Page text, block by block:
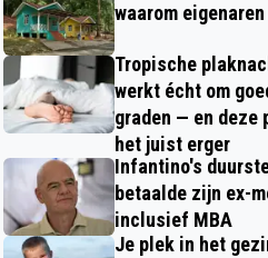
waarom
Tropische
werkt écht om
graden — en deze
het juist erger
Infantino's
betaalde zijn ex-
inclusief MBA
Je plek in het